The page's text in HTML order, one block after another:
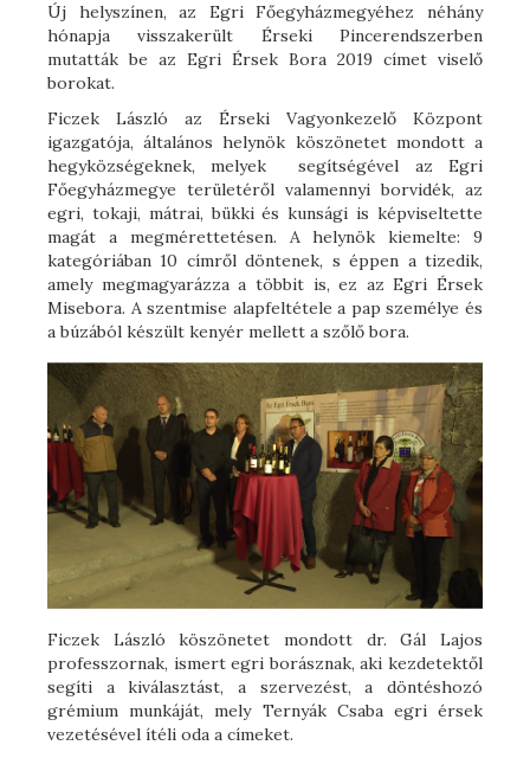
Új helyszínen, az Egri Főegyházmegyéhez néhány
hónapja visszakerült Érseki Pincerendszerben
mutatták be az Egri Érsek Bora 2019 címet viselő
borokat.
Ficzek László az Érseki Vagyonkezelő Központ
igazgatója, általános helynök köszönetet mondott a
hegyközségeknek, melyek segítségével az Egri
Főegyházmegye területéről valamennyi borvidék, az
egri, tokaji, mátrai, bükki és kunsági is képviseltette
magát a megmérettetésen. A helynök kiemelte: 9
kategóriában 10 címről döntenek, s éppen a tizedik,
amely megmagyarázza a többit is, ez az Egri Érsek
Misebora. A szentmise alapfeltétele a pap személye és
a búzából készült kenyér mellett a szőlő bora.
Ficzek László köszönetet mondott dr. Gál Lajos
professzornak, ismert egri borásznak, aki kezdetektől
segíti a kiválasztást, a szervezést, a döntéshozó
grémium munkáját, mely Ternyák Csaba egri érsek
vezetésével ítéli oda a címeket.